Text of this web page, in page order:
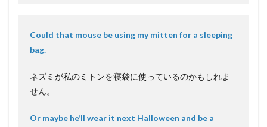
Could that mouse be using my mitten for a sleeping
bag.
ネズミが私のミトンを寝袋に使っているのかもしれま
せん。
Or maybe he’ll wear it next Halloween and be a